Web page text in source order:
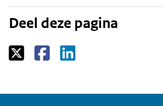
Deel deze pagina